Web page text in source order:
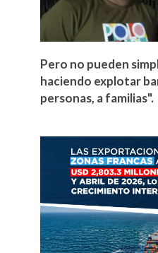
Pero no pueden
haciendo explotar
personas, a familias".